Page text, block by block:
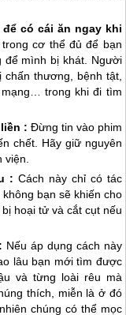
có cái ăn ngay khi
cơ thể đủ để bạn
để mình bị khát. Người
thương, bệnh tật,
trong khi đi tìm
: Đừng tin vào phim
chết. Hãy giữ nguyên
: Cách này chỉ có tác
bạn sẽ khiến cho
hoại tử và cắt cụt nếu
Nếu áp dụng cách này
lâu bạn mới tìm được
và từng loài rêu mà
thích, miễn là ở đó
chúng có thể mọc